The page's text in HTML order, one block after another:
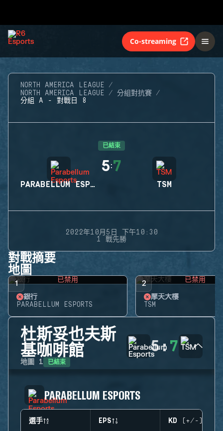
Co-streaming
NORTH AMERICA LEAGUE
NORTH AMERICA LEAGUE
分組對抗賽
分組 A - 對戰日 8
已結束
PARABELLUM ESPORTS
5:7
TSM
2022年10月5日 下午10:30
1 戰先勝
對戰摘要
地圖
1 已禁用
銀行
PARABELLUM ESPORTS
2 已禁用
摩天大樓
TSM
杜斯妥也夫斯
基咖啡館
地圖 1 已結束
5:7
PARABELLUM ESPORTS
選手 EPS KD (+/-)